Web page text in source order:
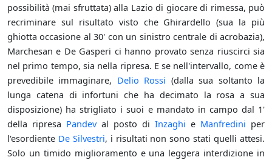
possibilità (mai sfruttata) alla Lazio di giocare di rimessa, può
recriminare sul risultato visto che Ghirardello (sua la più
ghiotta occasione al 30' con un sinistro centrale di acrobazia),
Marchesan e De Gasperi ci hanno provato senza riuscirci sia
nel primo tempo, sia nella ripresa. E se nell'intervallo, come è
prevedibile immaginare, Delio Rossi (dalla sua soltanto la
lunga catena di infortuni che ha decimato la rosa a sua
disposizione) ha strigliato i suoi e mandato in campo dal 1'
della ripresa Pandeval posto di Inzaghi e Manfredini per
l'esordiente De Silvestri, i risultati non sono stati quelli attesi.
Solo un timido miglioramento e una leggera interdizione in